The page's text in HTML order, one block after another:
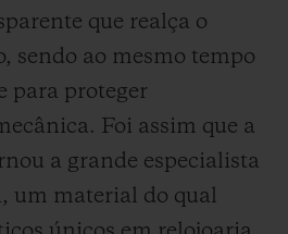
que realça o
sendo ao mesmo tempo
para proteger
Foi assim que a
a grande especialista
um material do qual